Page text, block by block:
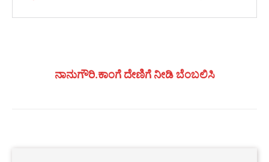
ನಾನುಗೌರಿ.ಕಾಂಗೆ ದೇಣಿಗೆ ನೀಡಿ ಬೆಂಬಲಿಸಿ